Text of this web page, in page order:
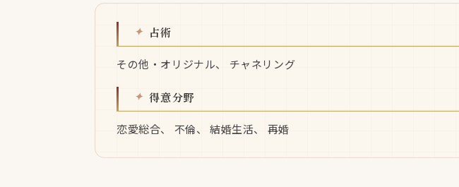
占術
その他・オリジナル、 チャネリング
得意分野
恋愛総合、 不倫、 結婚生活、 再婚